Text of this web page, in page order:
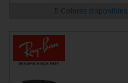
5 Colores disponibles